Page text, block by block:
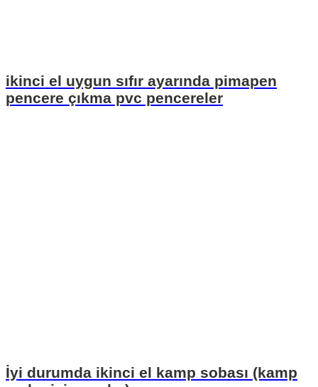
ikinci el uygun sıfır ayarında pimapen
pencere çıkma pvc pencereler
İyi durumda ikinci el kamp sobası (kamp